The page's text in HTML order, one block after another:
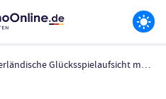
Glücksspielaufsicht mahnt Kommunen zum Jugendschutz